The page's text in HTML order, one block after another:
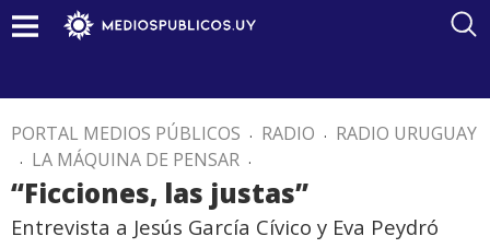
PORTAL MEDIOS PÚBLICOS . RADIO . RADIO URUGUAY
. LA MÁQUINA DE PENSAR .
“Ficciones, las justas”
Entrevista a Jesús García Cívico y Eva Peydró